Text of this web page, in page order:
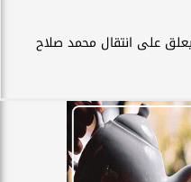
على انتقال محمد صلاح